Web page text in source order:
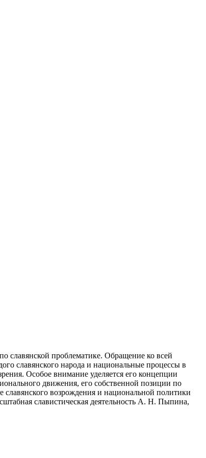
славянской проблематике. Обращение ко всей
славянского народа и национальные процессы в
Особое внимание уделяется его концепции
движения, его собственной позиции по
славянского возрождения и национальной политики
славистическая деятельность А. Н. Пыпина,